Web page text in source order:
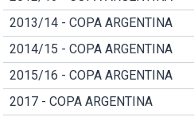
2013/14 - COPA ARGENTINA
2014/15 - COPA ARGENTINA
2015/16 - COPA ARGENTINA
2017 - COPA ARGENTINA